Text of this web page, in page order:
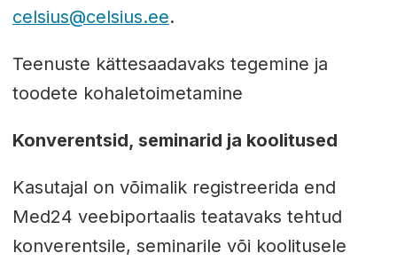
celsius@celsius.ee.
Teenuste kättesaadavaks tegemine ja
toodete kohaletoimetamine
Konverentsid, seminarid ja koolitused
Kasutajal on võimalik registreerida end
Med24 veebiportaalis teatavaks tehtud
konverentsile, seminarile või koolitusele